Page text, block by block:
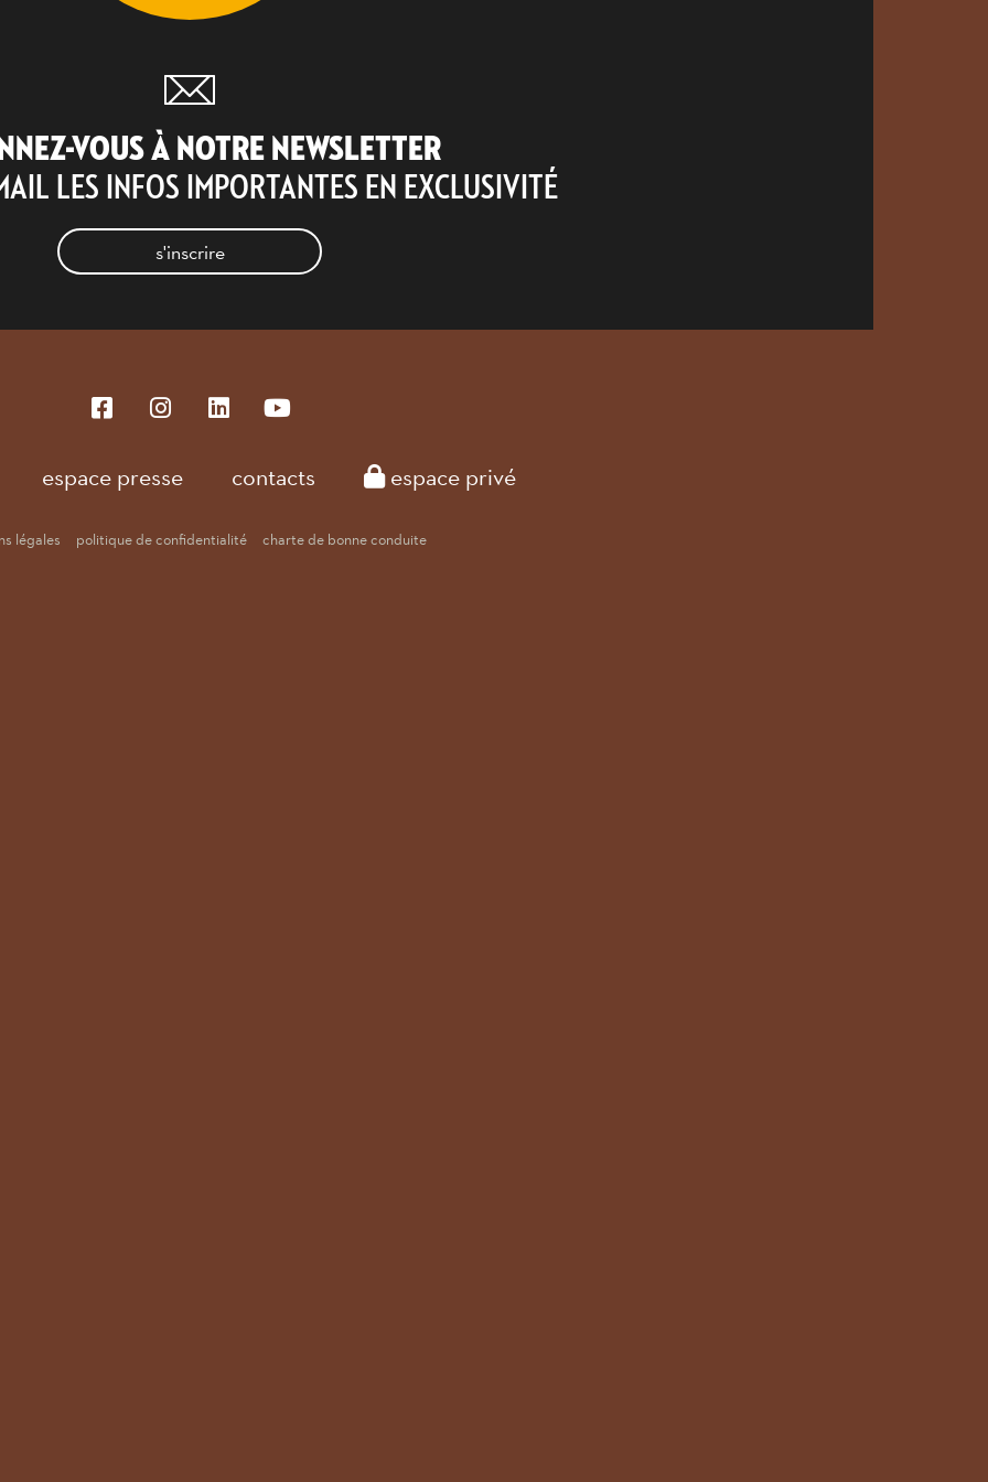
Montpellier (34)
agenda sommaire
VOUS À NOTRE NEWSLETTER
LES INFOS IMPORTANTES EN EXCLUSIVITÉ
s'inscrire
espace presse contacts espace privé
légales politique de confidentialité charte de bonne conduite